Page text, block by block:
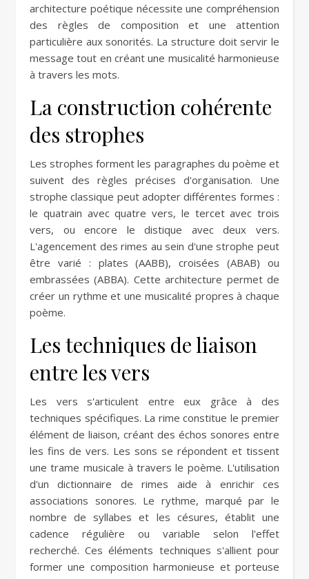
architecture poétique nécessite une compréhension
des règles de composition et une attention
particulière aux sonorités. La structure doit servir le
message tout en créant une musicalité harmonieuse
à travers les mots.
La construction cohérente
des strophes
Les strophes forment les paragraphes du poème et
suivent des règles précises d'organisation. Une
strophe classique peut adopter différentes formes :
le quatrain avec quatre vers, le tercet avec trois
vers, ou encore le distique avec deux vers.
L'agencement des rimes au sein d'une strophe peut
être varié : plates (AABB), croisées (ABAB) ou
embrassées (ABBA). Cette architecture permet de
créer un rythme et une musicalité propres à chaque
poème.
Les techniques de liaison
entre les vers
Les vers s'articulent entre eux grâce à des
techniques spécifiques. La rime constitue le premier
élément de liaison, créant des échos sonores entre
les fins de vers. Les sons se répondent et tissent
une trame musicale à travers le poème. L'utilisation
d'un dictionnaire de rimes aide à enrichir ces
associations sonores. Le rythme, marqué par le
nombre de syllabes et les césures, établit une
cadence régulière ou variable selon l'effet
recherché. Ces éléments techniques s'allient pour
former une composition harmonieuse et porteuse